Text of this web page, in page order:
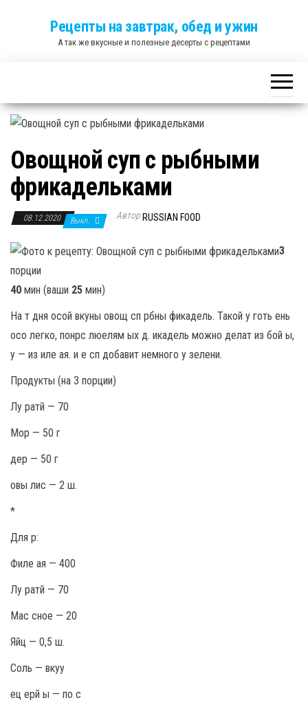
Рецепты на завтрак, обед и ужин
А так же вкусные и полезные десерты с рецептами
Овощной суп с рыбными
фрикадельками
08.12.2020 Выкл. Автор RUSSIAN FOOD
3
порции
40 мин (ваши 25 мин)
На т дня осой вкуны овощ сп рбны фикадель. Такой у готь ень
осо легко, понрс люелям ых д. икадель можно делат из бой ы,
у — из иле ая. и е сп добавит немного у зелени.
Продукты (на 3 порции)
Лу ратй — 70
Мор — 50 г
дер — 50 г
овы лис — 2 ш.
*
Для р:
Филе ая — 400
Лу ратй — 70
Мас сное — 20
Яйц — 0,5 ш.
Соль — вкуу
ец ерй ы — по с